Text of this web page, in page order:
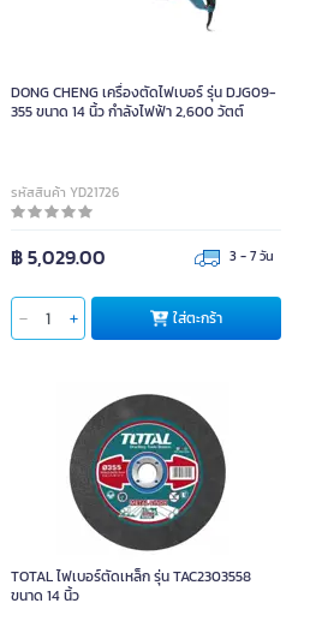
DONG CHENG เครื่องตัดไฟเบอร์ รุ่น DJG09-
355 ขนาด 14 นิ้ว กำลังไฟฟ้า 2,600 วัตต์
รหัสสินค้า YD21726
฿ 5,029.00 3 - 7 วัน
ใส่ตะกร้า
TOTAL ไฟเบอร์ตัดเหล็ก รุ่น TAC2303558
ขนาด 14 นิ้ว